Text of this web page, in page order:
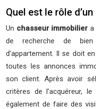
Quel est le rôle
Un chasseur immobilier a
de recherche de
d’appartement. Il se doit
toutes les annonces
son client. Après avoir
critères de l’acquéreur, le
également de faire des